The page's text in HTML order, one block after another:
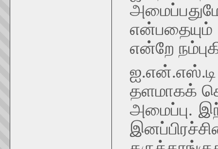
என்றே
தளமாகக்
அமைப்பு.